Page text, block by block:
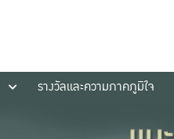
รางวัลและความภาคภูมิใจ